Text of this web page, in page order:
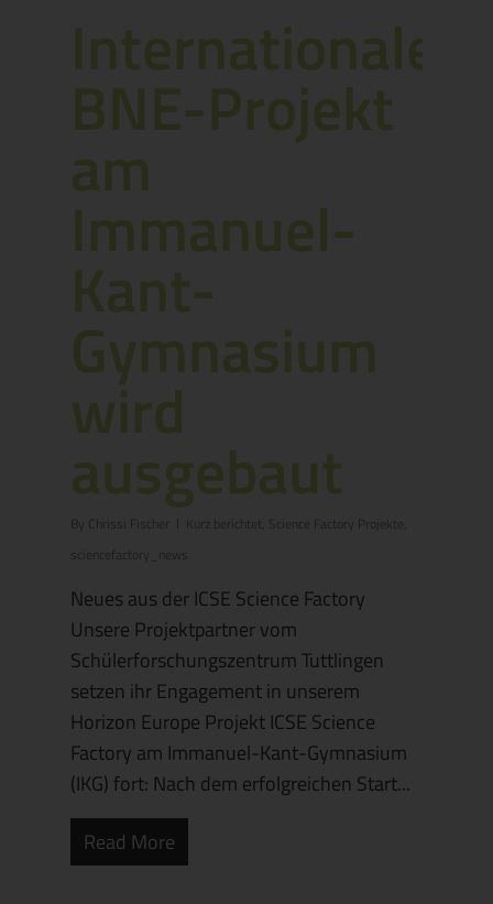
Internationales
BNE-Projekt
am
Immanuel-
Kant-
Gymnasium
wird
ausgebaut
By
sciencefactory_news
Neues aus der ICSE Science Factory
Unsere Projektpartner vom
Schülerforschungszentrum Tuttlingen
setzen ihr Engagement in unserem
Horizon Europe Projekt ICSE Science
Factory am Immanuel-Kant-Gymnasium
(IKG) fort: Nach dem erfolgreichen Start...
Read More